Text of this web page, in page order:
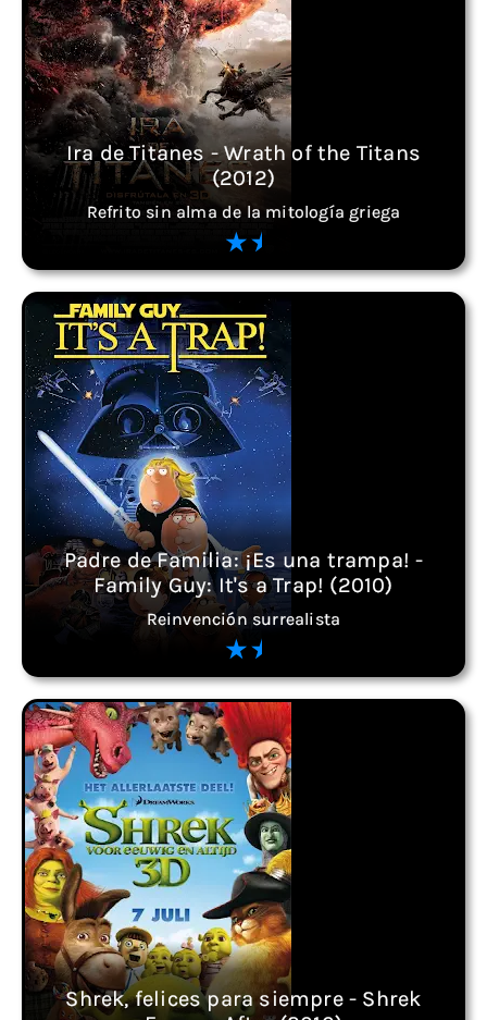
Ira de Titanes - Wrath of the Titans
(2012)
Refrito sin alma de la mitología griega
Padre de Familia: ¡Es una trampa! -
Family Guy: It's a Trap! (2010)
Reinvención surrealista
Shrek, felices para siempre - Shrek